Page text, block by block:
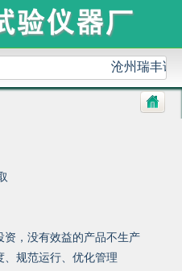
沧州瑞丰试
资，没有效益的产品不生产
、规范运行、优化管理